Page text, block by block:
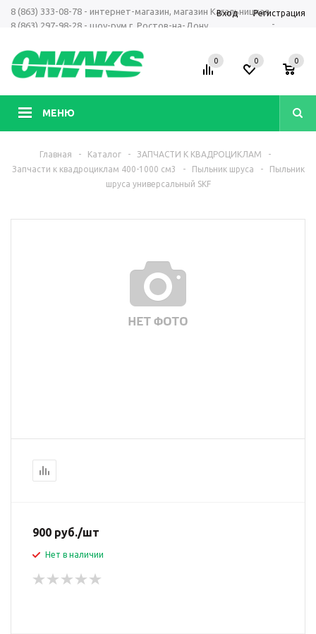
8 (863) 333-08-78 - интернет-магазин, магазин Кагальницкая
8 (863) 297-98-28 - шоу-рум г. Ростов-на-Дону
-
Вход Регистрация
МЕНЮ
0 0 0
Главная - Каталог - ЗАПЧАСТИ К КВАДРОЦИКЛАМ
-
Запчасти к квадроциклам 400-1000 см3
- Пыльник шруса -
Пыльник
шруса универсальный SKF
900 руб./шт
Нет в наличии